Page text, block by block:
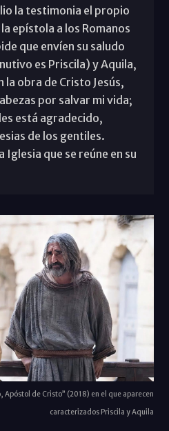
la testimonia el propio
epístola a los Romanos
que envíen su saludo
es Priscila) y Aquila,
la obra de Cristo Jesús,
por salvar mi vida;
está agradecido,
de los gentiles.
Iglesia que se reúne en su
Apóstol de Cristo” (2018) en el que aparecen
caracterizados Priscila y Aquila